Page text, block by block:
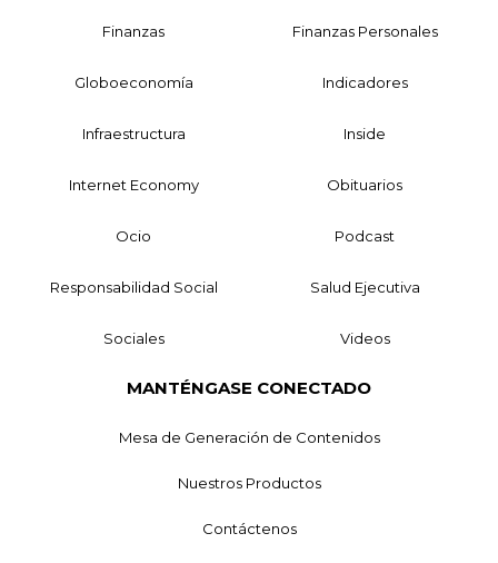
Finanzas Finanzas Personales
Globoeconomía Indicadores
Infraestructura Inside
Internet Economy Obituarios
Ocio Podcast
Responsabilidad Social Salud Ejecutiva
Sociales Videos
MANTÉNGASE CONECTADO
Mesa de Generación de Contenidos
Nuestros Productos
Contáctenos